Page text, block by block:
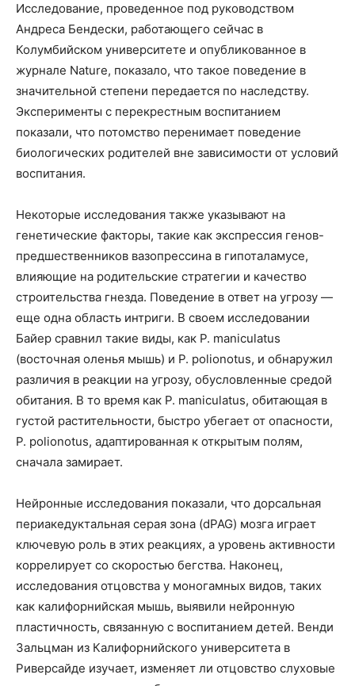
Исследование, проведенное под руководством
Андреса Бендески, работающего сейчас в
Колумбийском университете и опубликованное в
журнале Nature, показало, что такое поведение в
значительной степени передается по наследству.
Эксперименты с перекрестным воспитанием
показали, что потомство перенимает поведение
биологических родителей вне зависимости от условий
воспитания.
Некоторые исследования также указывают на
генетические факторы, такие как экспрессия генов-
предшественников вазопрессина в гипоталамусе,
влияющие на родительские стратегии и качество
строительства гнезда. Поведение в ответ на угрозу —
еще одна область интриги. В своем исследовании
Байер сравнил такие виды, как P. maniculatus
(восточная оленья мышь) и P. polionotus, и обнаружил
различия в реакции на угрозу, обусловленные средой
обитания. В то время как P. maniculatus, обитающая в
густой растительности, быстро убегает от опасности,
P. polionotus, адаптированная к открытым полям,
сначала замирает.
Нейронные исследования показали, что дорсальная
периакедуктальная серая зона (dPAG) мозга играет
ключевую роль в этих реакциях, а уровень активности
коррелирует со скоростью бегства. Наконец,
исследования отцовства у моногамных видов, таких
как калифорнийская мышь, выявили нейронную
пластичность, связанную с воспитанием детей. Венди
Зальцман из Калифорнийского университета в
Риверсайде изучает, изменяет ли отцовство слуховые